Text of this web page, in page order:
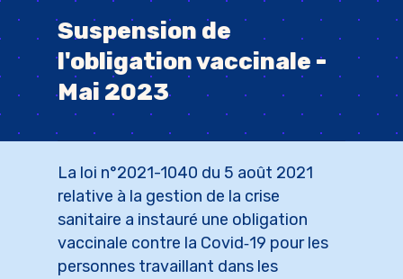
Suspension de
l'obligation vaccinale -
Mai 2023
La loi n°2021-1040 du 5 août 2021
relative à la gestion de la crise
sanitaire a instauré une obligation
vaccinale contre la Covid‑19 pour les
personnes travaillant dans les